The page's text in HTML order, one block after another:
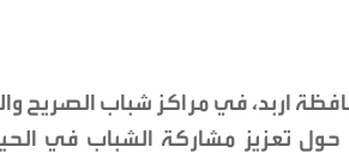
اربد، في مراكز شباب الصريح
حول تعزيز مشاركة الشباب في